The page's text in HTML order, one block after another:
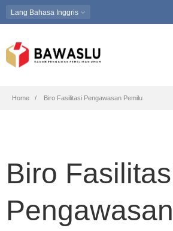
Lang Bahasa Inggris
Breadcrumb
Home Biro Fasilitasi Pengawasan Pemilu
Biro
Pengawasan